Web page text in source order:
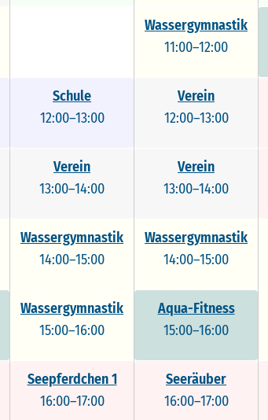
Schule
12:00–13:00
Verein
13:00–14:00
Wassergymnastik
14:00–15:00
Wassergymnastik
15:00–16:00
Seepferdchen 1
16:00–17:00
Wassergymnastik
11:00–12:00
Verein
12:00–13:00
Verein
13:00–14:00
Wassergymnastik
14:00–15:00
Aqua-Fitness
15:00–16:00
Seeräuber
16:00–17:00